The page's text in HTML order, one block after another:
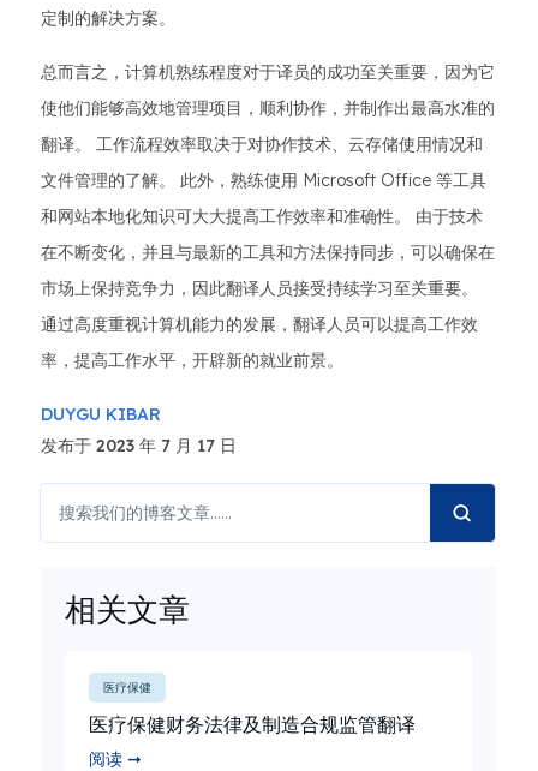
定制的解决方案。
总而言之，计算机熟练程度对于译员的成功至关重要，因为它
使他们能够高效地管理项目，顺利协作，并制作出最高水准的
翻译。 工作流程效率取决于对协作技术、云存储使用情况和
文件管理的了解。 此外，熟练使用 Microsoft Office 等工具
和网站本地化知识可大大提高工作效率和准确性。 由于技术
在不断变化，并且与最新的工具和方法保持同步，可以确保在
市场上保持竞争力，因此翻译人员接受持续学习至关重要。
通过高度重视计算机能力的发展，翻译人员可以提高工作效
率，提高工作水平，开辟新的就业前景。
DUYGU KIBAR
发布于 2023 年 7 月 17 日
相关文章
医疗保健
医疗保健财务法律及制造合规监管翻译
阅读 ➞